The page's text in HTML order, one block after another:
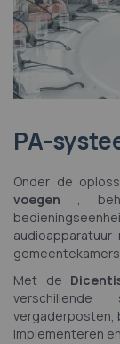
PA-
Onder de
voegen ,
audioapparatuur
Met de
vergaderposten,
implementeren